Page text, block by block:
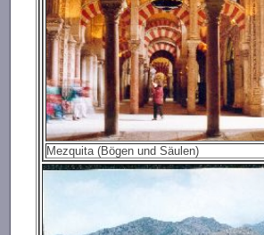
Mezquita (Bögen und Säulen)